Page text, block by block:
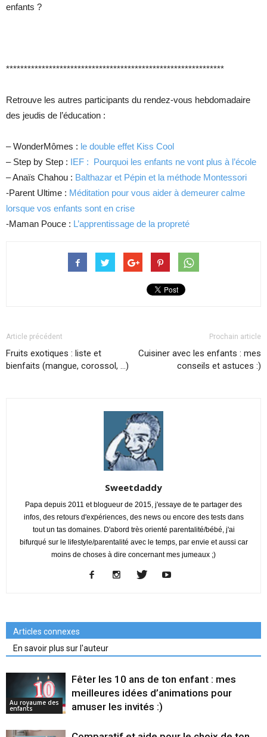
enfants ?
*************************************************************
Retrouve les autres participants du rendez-vous hebdomadaire
des jeudis de l’éducation :
– WonderMômes : le double effet Kiss Cool
– Step by Step : IEF : Pourquoi les enfants ne vont plus à l’école
– Anaïs Chahou : Balthazar et Pépin et la méthode Montessori
-Parent Ultime : Méditation pour vous aider à demeurer calme
lorsque vos enfants sont en crise
-Maman Pouce : L’apprentissage de la propreté
Article précédent
Fruits exotiques : liste et
bienfaits (mangue, corossol, …)
Prochain article
Cuisiner avec les enfants : mes
conseils et astuces :)
Sweetdaddy
Papa depuis 2011 et blogueur de 2015, j'essaye de te partager des
infos, des retours d'expériences, des news ou encore des tests dans
tout un tas domaines. D'abord très orienté parentalité/bébé, j'ai
bifurqué sur le lifestyle/parentalité avec le temps, par envie et aussi car
moins de choses à dire concernant mes jumeaux ;)
Articles connexes
En savoir plus sur l'auteur
Au royaume des
enfants
Fêter les 10 ans de ton enfant : mes
meilleures idées d’animations pour
amuser les invités :)